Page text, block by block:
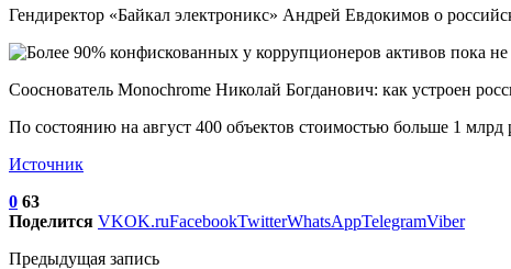
Гендиректор «Байкал электроникс» Андрей Евдокимов о
Сооснователь Monochrome Николай Богданович: как устроен
По состоянию на август 400 объектов стоимостью больше 1
Источник
0 63
Поделится VKOK.ruFacebookTwitterWhatsAppTelegramViber
Предыдущая запись